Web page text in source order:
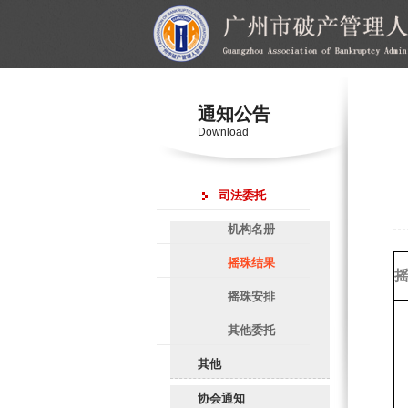
通知公告
Download
司法委托
机构名册
摇珠结果
摇珠安排
其他委托
其他
协会通知